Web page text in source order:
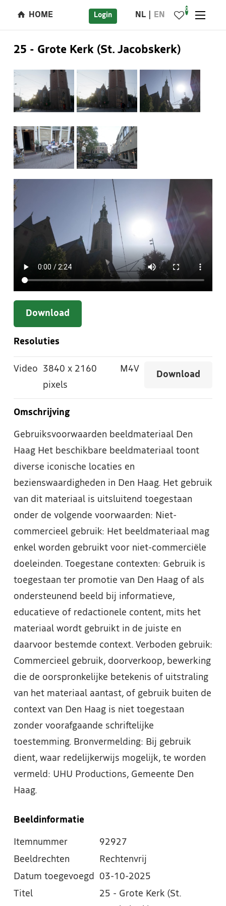
HOME Login NL EN
0
25 - Grote Kerk (St. Jacobskerk)
Download
Resoluties
Video 3840 x 2160
pixels
M4V
Download
Omschrijving
Gebruiksvoorwaarden beeldmateriaal Den
Haag Het beschikbare beeldmateriaal toont
diverse iconische locaties en
bezienswaardigheden in Den Haag. Het gebruik
van dit materiaal is uitsluitend toegestaan
onder de volgende voorwaarden: Niet-
commercieel gebruik: Het beeldmateriaal mag
enkel worden gebruikt voor niet-commerciële
doeleinden. Toegestane contexten: Gebruik is
toegestaan ter promotie van Den Haag of als
ondersteunend beeld bij informatieve,
educatieve of redactionele content, mits het
materiaal wordt gebruikt in de juiste en
daarvoor bestemde context. Verboden gebruik:
Commercieel gebruik, doorverkoop, bewerking
die de oorspronkelijke betekenis of uitstraling
van het materiaal aantast, of gebruik buiten de
context van Den Haag is niet toegestaan
zonder voorafgaande schriftelijke
toestemming. Bronvermelding: Bij gebruik
dient, waar redelijkerwijs mogelijk, te worden
vermeld: UHU Productions, Gemeente Den
Haag.
Beeldinformatie
Itemnummer
92927
Beeldrechten
Rechtenvrij
Datum toegevoegd
03-10-2025
Titel
25 - Grote Kerk (St.